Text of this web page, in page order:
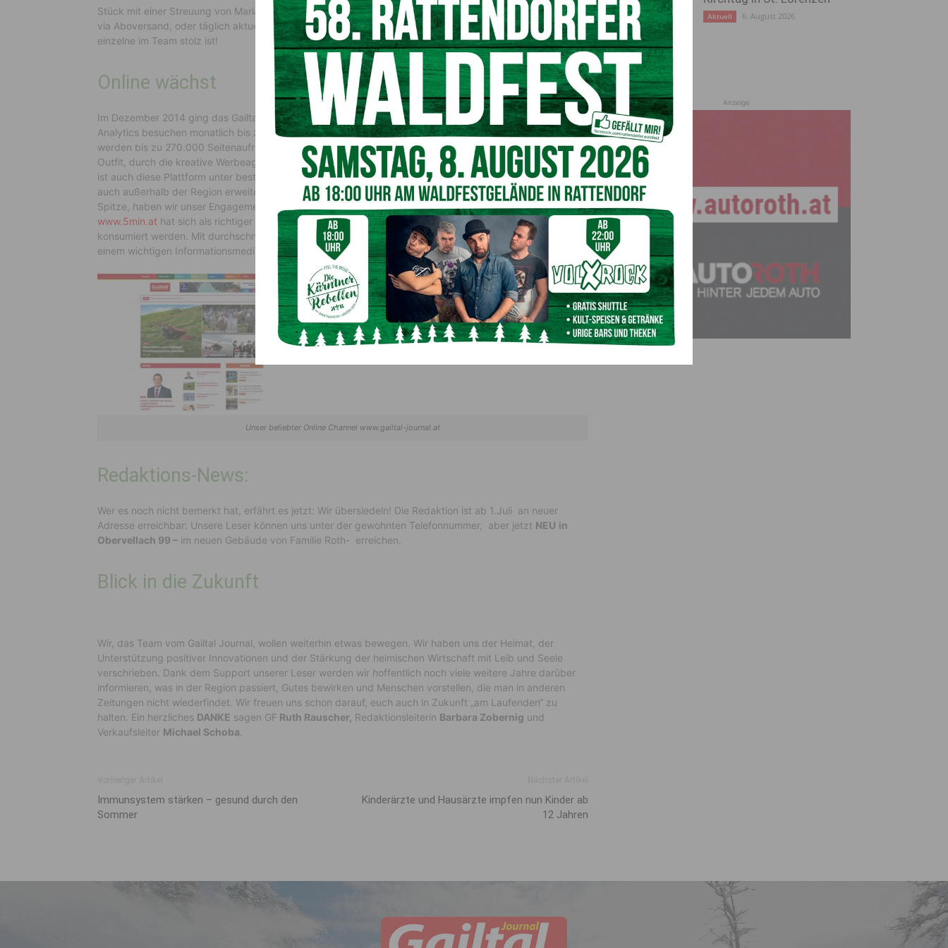
Stück mit einer Streuung von Maria Luggau bis nach Arnoldstein, dem Weissensee sowie Bad Bleiberg und
via Aboversand, oder täglich aktuell online auf www.gailtal-journal.at. Eine kleine Erfolgsstory, auf die jeder
einzelne im Team stolz ist!
Online wächst
Im Dezember 2014 ging das Gailtal Journal Online, und siehe da – es wächst! Laut Messung Google
Analytics besuchen monatlich bis zu 53.800 Nutzer unsere Seite, halten 154.700 Sitzungen ab und
werden bis zu 270.000 Seitenaufrufe verzeichnet. Die Website bekam übrigens im Herbst 2018 ein neues
Outfit, durch die kreative Werbeagentur Krassgrün in Villach mitDavid Pirker und seinem Team – seitdem
ist auch diese Plattform unter bester Betreuung, auf dem neuesten technischen Stand. Aber wir haben uns
auch außerhalb der Region erweitert: Mit der gebürtigen Gailtalerin Mag.Yvonne Schmid-Berger
an der
Spitze, haben wir unser Engagement im Online-Bereich ausgebaut. Die Beteiligung an der Newsplattform
www.5min.at hat sich als richtiger Schritt erwiesen, da lokale Informationen nunmehr noch stärker digital
konsumiert werden. Mit durchschnittlich über 700.000 Endgeräten im Monat ist die Newsplattform zu
einem wichtigen Informationsmedium geworden.
Unser beliebter Online Channel www.gailtal-journal.at
Redaktions-News:
Wer es noch nicht bemerkt hat, erfährt es jetzt: Wir übersiedeln! Die Redaktion ist ab 1.Juli an neuer
Adresse erreichbar: Unsere Leser können uns unter der gewohnten Telefonnummer, aber jetzt NEU in
Obervellach 99 – im neuen Gebäude von Familie Roth- erreichen.
Blick in die Zukunft
Wir, das Team vom Gailtal Journal, wollen weiterhin etwas bewegen. Wir haben uns der Heimat, der
Unterstützung positiver Innovationen und der Stärkung der heimischen Wirtschaft mit Leib und Seele
verschrieben. Dank dem Support unserer Leser werden wir hoffentlich noch viele weitere Jahre darüber
informieren, was in der Region passiert, Gutes bewirken und Menschen vorstellen, die man in anderen
Zeitungen nicht wiederfindet. Wir freuen uns schon darauf, euch auch in Zukunft „am Laufenden“ zu
halten. Ein herzliches DANKE sagen GF Ruth Rauscher, Redaktionsleiterin Barbara Zobernig und
Verkaufsleiter Michael Schoba
Immunsystem stärken – gesund durch den
Sommer
Kinderärzte und Hausärzte impfen nun Kinder ab
12 Jahren
Aktuell 6. August 2026
Anzeige